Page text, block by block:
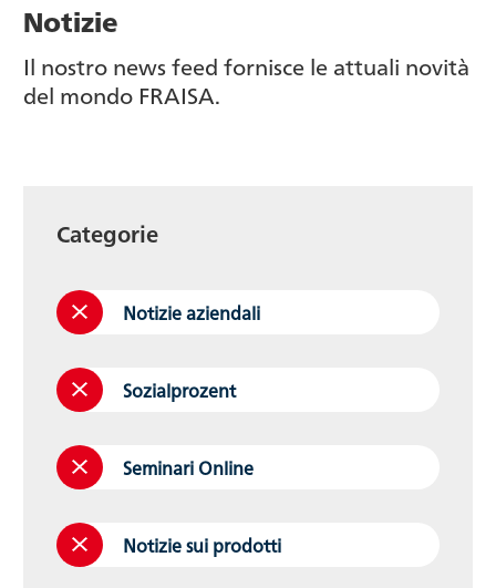
Notizie
Il nostro news feed fornisce le attuali novità
del mondo FRAISA.
Categorie
Notizie aziendali
Sozialprozent
Seminari Online
Notizie sui prodotti